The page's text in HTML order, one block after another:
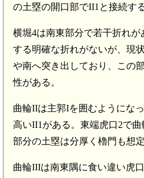
の土塁の開口部でII1と接続す
横堀4は南東部分で若干折れ
する明確な折れがないが、現
や南へ突き出しており、この
性がある。
曲輪IIは主郭Iを囲むようにな
高いII1がある。東端虎口2で
部分の土塁は分厚く櫓門も想
曲輪IIIは南東隅に食い違い虎